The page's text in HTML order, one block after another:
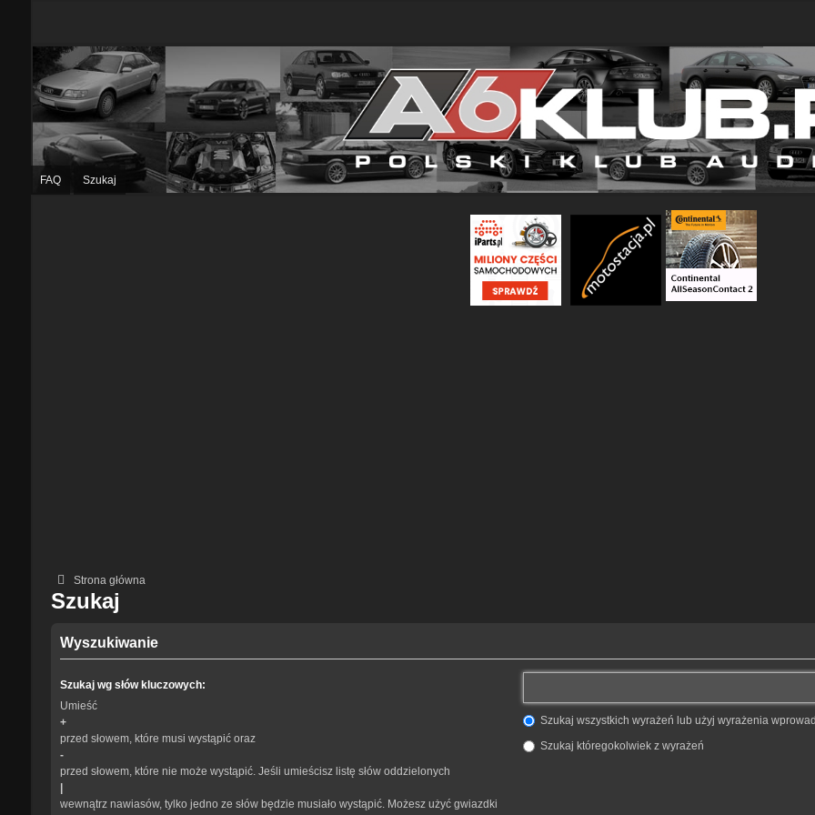
FAQ Szukaj
Strona główna
Szukaj
Wyszukiwanie
Szukaj wg słów kluczowych:
Umieść
+
przed słowem, które musi wystąpić oraz
-
przed słowem, które nie może wystąpić. Jeśli umieścisz listę słów oddzielonych
wewnątrz nawiasów, tylko jedno ze słów będzie musiało wystąpić. Możesz użyć gwiazdki
Szukaj wszystkich wyrażeń lub użyj wyrażenia
Szukaj któregokolwiek z wyrażeń